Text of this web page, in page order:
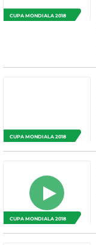
CUPA MONDIALA 2018
CUPA MONDIALA 2018
CUPA MONDIALA 2018